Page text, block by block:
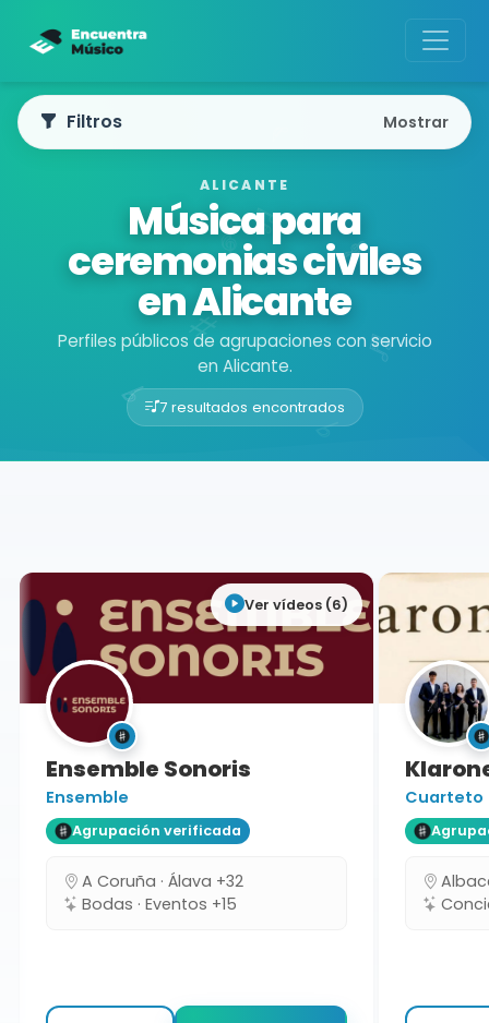
ALICANTE
Música para
ceremonias civiles
en Alicante
Perfiles públicos de agrupaciones con servicio
en Alicante.
7 resultados encontrados
Buscador de músicos
Filtros Mostrar
Ver vídeos (6)
Ensemble Sonoris
Ensemble
Agrupación verificada
A Coruña · Álava +32
Bodas · Eventos +15
Cuarteto